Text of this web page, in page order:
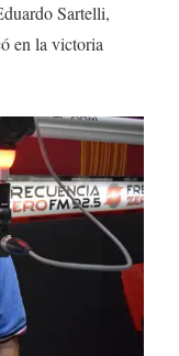
Sartelli,
en la victoria